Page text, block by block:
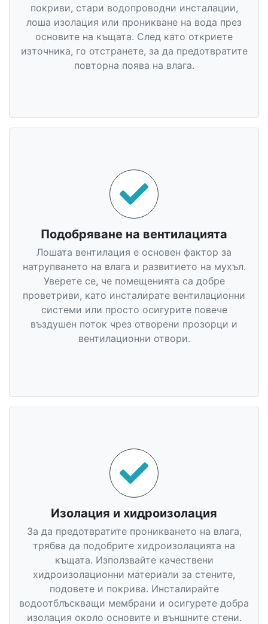
покриви, стари водопроводни инсталации,
лоша изолация или проникване на вода през
основите на къщата. След като откриете
източника, го отстранете, за да предотвратите
повторна поява на влага.
Подобряване на вентилацията
Лошата вентилация е основен фактор за
натрупването на влага и развитието на мухъл.
Уверете се, че помещенията са добре
проветриви, като инсталирате вентилационни
системи или просто осигурите повече
въздушен поток чрез отворени прозорци и
вентилационни отвори.
Изолация и хидроизолация
За да предотвратите проникването на влага,
трябва да подобрите хидроизолацията на
къщата. Използвайте качествени
хидроизолационни материали за стените,
подовете и покрива. Инсталирайте
водоотблъскващи мембрани и осигурете добра
изолация около основите и външните стени.